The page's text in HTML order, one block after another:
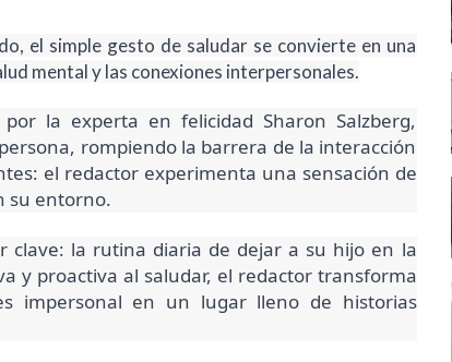
el simple gesto de saludar se convierte en una
mental y las conexiones interpersonales.
la experta en felicidad Sharon Salzberg,
rompiendo la barrera de la interacción
el redactor experimenta una sensación de
su entorno.
clave: la rutina diaria de dejar a su hijo en la
y proactiva al saludar, el redactor transforma
impersonal en un lugar lleno de historias